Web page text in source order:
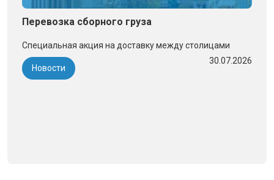
Перевозка сборного груза
Специальная акция на доставку между столицами
Новости
30.07.2026